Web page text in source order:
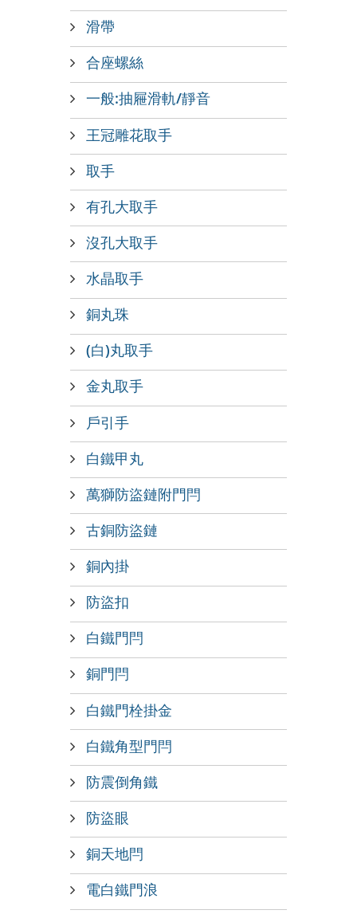
滑帶
合座螺絲
一般:抽屜滑軌/靜音
王冠雕花取手
取手
有孔大取手
沒孔大取手
水晶取手
銅丸珠
(白)丸取手
金丸取手
戶引手
白鐵甲丸
萬獅防盜鏈附門閂
古銅防盜鏈
銅內掛
防盜扣
白鐵門閂
銅門閂
白鐵門栓掛金
白鐵角型門閂
防震倒角鐵
防盜眼
銅天地閂
電白鐵門浪